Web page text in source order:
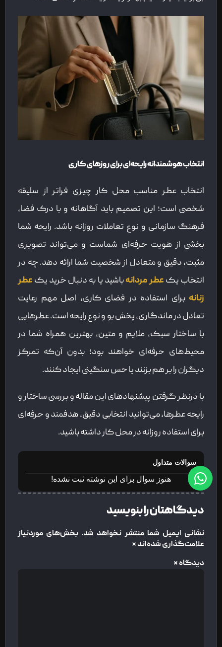
انتخاب هوشمندانه رایحه‌ای برای روزهای کاری
انتخاب عطر مناسب محل کار چیزی فراتر از سلیقه
شخصی است؛ این تصمیم باید آگاهانه و با درک فضا،
فرهنگ سازمانی و نوع تعاملات روزانه باشد. رایحه شما
بخشی از هویت حرفه‌ای شماست و می‌تواند تصویری
مثبت، دقیق و متعادل از شخصیت شما ارائه دهد. چه در
انتخاب یک عطر مردانهباشید یا به دنبال خرید یک عطر
زنانه برای استفاده در فضای کاری، اصل مهم رعایت
تعادل در ماندگاری، پخش بو و نوع رایحه است. عطرهایی
با ساختار سبک، ملایم و متین، بهترین همراه شما در
محیط‌های حرفه‌ای خواهند بود؛ بدون آن‌که تمرکز
دیگران را بر هم بزنند یا حس سنگینی ایجاد کنند.
با درنظر گرفتن پیشنهادهای این مقاله و بررسی ساختار و
رایحه عطرها، می‌توانید انتخابی دقیق، هدفمند و حرفه‌ای
برای استفاده روزانه در محل کار داشته باشید.
سوالات متداول
هنوز سوال برای این نوشته ثبت نشده!
دیدگاهتان را بنویسید
نشانی ایمیل شما منتشر نخواهد شد. بخش‌های موردنیاز
علامت‌گذاری شده‌اند*
دیدگاه*